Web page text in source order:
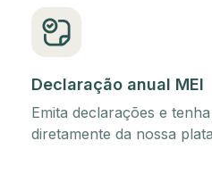
Declaração anual MEI
Emita declarações e
diretamente da nossa